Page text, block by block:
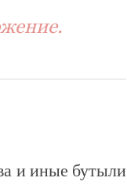
и иные бутыли